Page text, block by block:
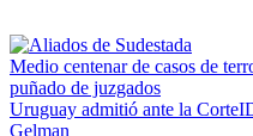
Medio centenar de casos de
puñado de juzgados
Uruguay admitió ante la
Gelman